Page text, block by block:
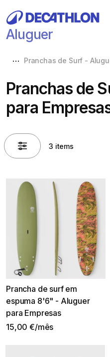
Aluguer
Pranchas de Surf -
Pranchas de
para
3 items
Prancha de surf em
espuma 8'6" - Aluguer
para Empresas
15,00 €/mês